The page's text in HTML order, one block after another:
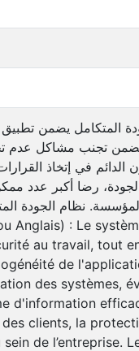
المتكامل يضمن تطبيق
يضمن تجنب مشاكل
الدائم في إتخاذ
رضا أكبر عدد ممكن
نظام الجودة
au travail, tout
de
des systèmes,
d'information
clients, la
de l’entreprise.